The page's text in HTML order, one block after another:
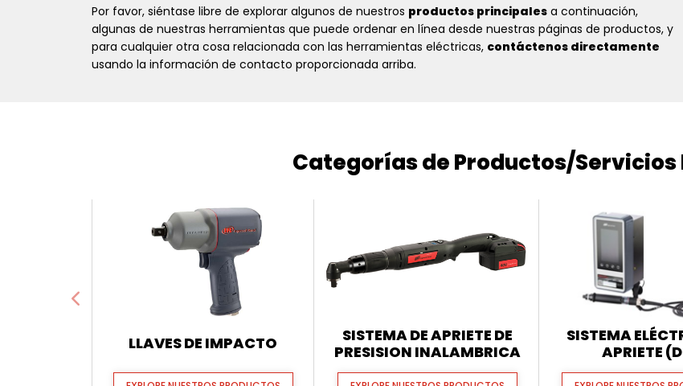
Por favor, siéntase libre de explorar algunos de nuestros productos principales a continuación,
algunas de nuestras herramientas que puede ordenar en línea desde nuestras páginas de productos, y
para cualquier otra cosa relacionada con las herramientas eléctricas, contáctenos directamente
usando la información de contacto proporcionada arriba.
Categorías de Productos/
LLAVES DE IMPACTO
SISTEMA DE APRIETE DE
PRESISION INALAMBRICA
SISTEMA
APRIETE